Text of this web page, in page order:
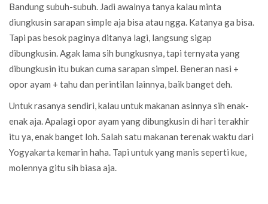
Bandung subuh-subuh. Jadi awalnya tanya kalau minta
diungkusin sarapan simple aja bisa atau ngga. Katanya ga bisa.
Tapi pas besok paginya ditanya lagi, langsung sigap
dibungkusin. Agak lama sih bungkusnya, tapi ternyata yang
dibungkusin itu bukan cuma sarapan simpel. Beneran nasi +
opor ayam + tahu dan perintilan lainnya, baik banget deh.
Untuk rasanya sendiri, kalau untuk makanan asinnya sih enak-
enak aja. Apalagi opor ayam yang dibungkusin di hari terakhir
itu ya, enak banget loh. Salah satu makanan terenak waktu dari
Yogyakarta kemarin haha. Tapi untuk yang manis seperti kue,
molennya gitu sih biasa aja.